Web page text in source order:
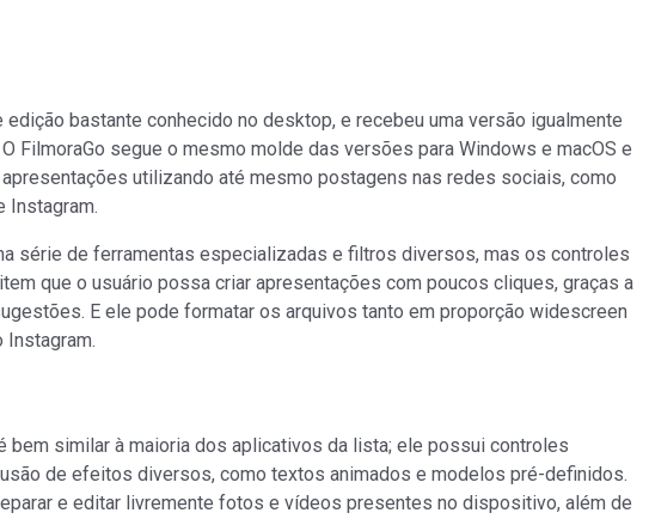
bastante conhecido no desktop, e recebeu uma versão igualmente
FilmoraGo segue o mesmo molde das versões para Windows e macOS e
utilizando até mesmo postagens nas redes sociais, como
Instagram.
série de ferramentas especializadas e filtros diversos, mas os controles
que o usuário possa criar apresentações com poucos cliques, graças a
E ele pode formatar os arquivos tanto em proporção widescreen
Instagram.
bem similar à maioria dos aplicativos da lista; ele possui controles
de efeitos diversos, como textos animados e modelos pré-definidos.
e editar livremente fotos e vídeos presentes no dispositivo, além de